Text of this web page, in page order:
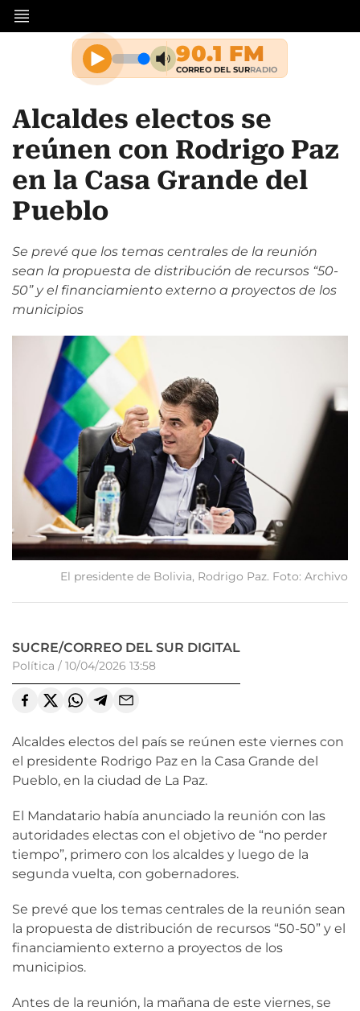
Alcaldes electos se
reúnen con Rodrigo Paz
en la Casa Grande del
Pueblo
Se prevé que los temas centrales de la reunión
sean la propuesta de distribución de recursos “50-
50” y el financiamiento externo a proyectos de los
municipios
El presidente de Bolivia, Rodrigo Paz. Foto: Archivo
SUCRE/CORREO DEL SUR DIGITAL
Política / 10/04/2026 13:58
Alcaldes electos del país se reúnen este viernes con
el presidente Rodrigo Paz en la Casa Grande del
Pueblo, en la ciudad de La Paz.
El Mandatario había anunciado la reunión con las
autoridades electas con el objetivo de “no perder
tiempo”, primero con los alcaldes y luego de la
segunda vuelta, con gobernadores.
Se prevé que los temas centrales de la reunión sean
la propuesta de distribución de recursos “50-50” y el
financiamiento externo a proyectos de los
municipios.
Antes de la reunión, la mañana de este viernes, se